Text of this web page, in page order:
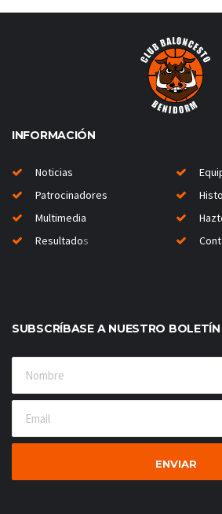
INFORMACIÓN
Noticias
Patrocinadores
Multimedia
Resultados
SUBSCRÍBASE A NUESTRO BOLETÍN